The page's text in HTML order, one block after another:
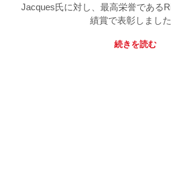
Jacques氏に対し、最高栄誉である
績賞で表彰しました
続きを読む